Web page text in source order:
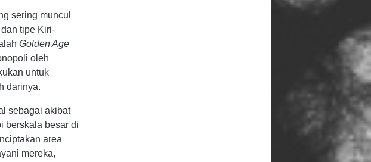
sering muncul
tipe Kiri-
Golden Age
oleh
untuk
darinya.
sebagai akibat
berskala besar di
area
mereka,